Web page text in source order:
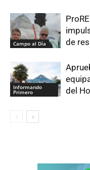
Campo al Día
de
Informando
Primero
del